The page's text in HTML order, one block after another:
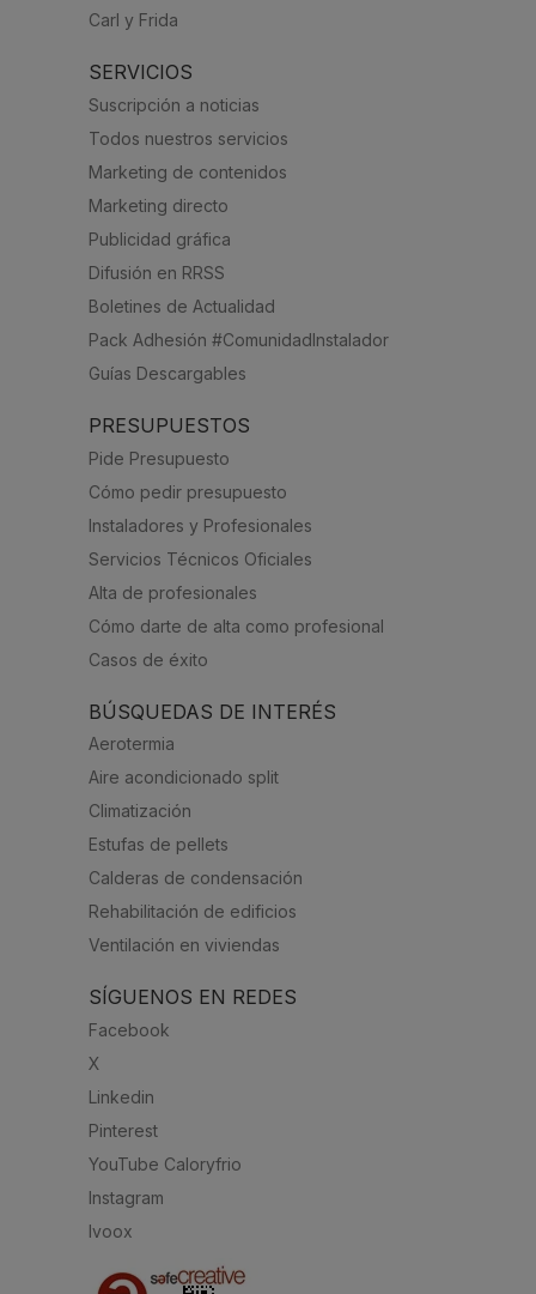
Carl y Frida
SERVICIOS
Suscripción a noticias
Todos nuestros servicios
Marketing de contenidos
Marketing directo
Publicidad gráfica
Difusión en RRSS
Boletines de Actualidad
Pack Adhesión #ComunidadInstalador
Guías Descargables
PRESUPUESTOS
Pide Presupuesto
Cómo pedir presupuesto
Instaladores y Profesionales
Servicios Técnicos Oficiales
Alta de profesionales
Cómo darte de alta como profesional
Casos de éxito
BÚSQUEDAS DE INTERÉS
Aerotermia
Aire acondicionado split
Climatización
Estufas de pellets
Calderas de condensación
Rehabilitación de edificios
Ventilación en viviendas
SÍGUENOS EN REDES
Facebook
X
Linkedin
Pinterest
YouTube Caloryfrio
Instagram
Ivoox